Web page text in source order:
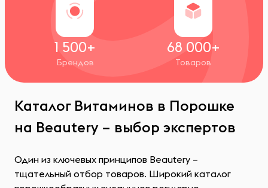
1 500+
Брендов
68 000+
Товаров
Каталог Витаминов в Порошке
на Beautery – выбор экспертов
Один из ключевых принципов Beautery –
тщательный отбор товаров. Широкий каталог